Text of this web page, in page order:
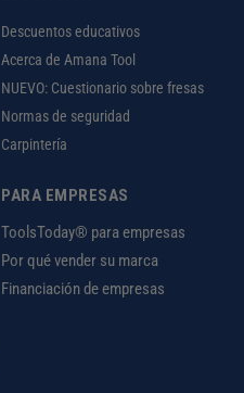
Descuentos educativos
Acerca de Amana Tool
NUEVO: Cuestionario sobre fresas
Normas de seguridad
Carpintería
PARA EMPRESAS
ToolsToday® para empresas
Por qué vender su marca
Financiación de empresas